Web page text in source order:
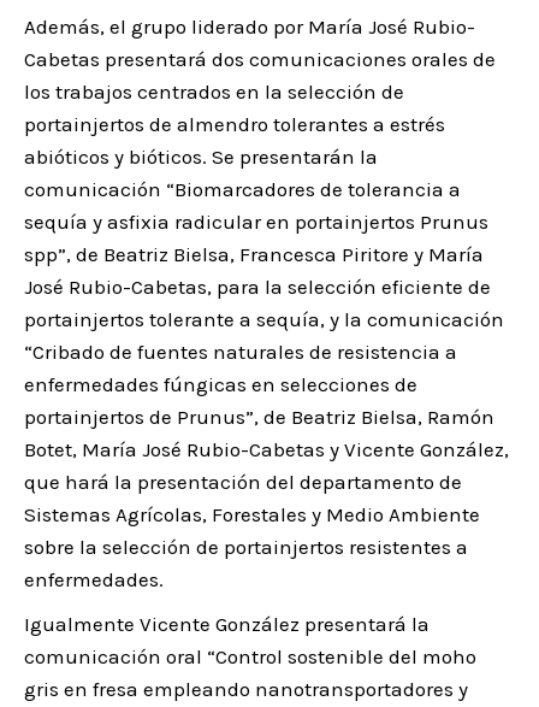
Además, el grupo liderado por María José Rubio-
Cabetas presentará dos comunicaciones orales de
los trabajos centrados en la selección de
portainjertos de almendro tolerantes a estrés
abióticos y bióticos. Se presentarán la
comunicación “Biomarcadores de tolerancia a
sequía y asfixia radicular en portainjertos Prunus
spp”, de Beatriz Bielsa, Francesca Piritore y María
José Rubio-Cabetas, para la selección eficiente de
portainjertos tolerante a sequía, y la comunicación
“Cribado de fuentes naturales de resistencia a
enfermedades fúngicas en selecciones de
portainjertos de Prunus”, de Beatriz Bielsa, Ramón
Botet, María José Rubio-Cabetas y Vicente González,
que hará la presentación del departamento de
Sistemas Agrícolas, Forestales y Medio Ambiente
sobre la selección de portainjertos resistentes a
enfermedades.
Igualmente Vicente González presentará la
comunicación oral “Control sostenible del moho
gris en fresa empleando nanotransportadores y